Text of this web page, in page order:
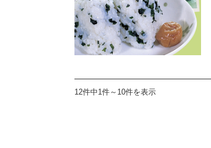
12件中1件～10件を表示